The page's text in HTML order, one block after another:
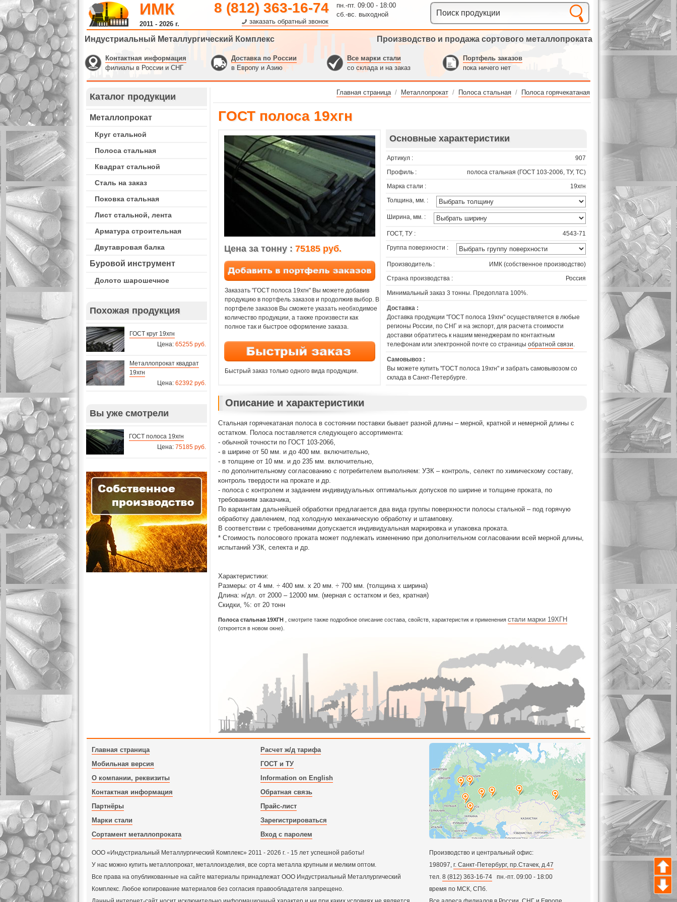
ИМК
2011 - 2026 г.
8 (812) 363-16-74
заказать обратный звонок
пн.-пт. 09:00 - 18:00
сб.-вс. выходной
Индустриальный Металлургический Комплекс Производство и продажа сортового металлопроката
Контактная информация
филиалы в России и СНГ
Доставка по России
в Европу и Азию
Все марки стали
со склада и на заказ
Портфель заказов
пока ничего нет
Каталог продукции
Металлопрокат
Круг стальной
Полоса стальная
Квадрат стальной
Сталь на заказ
Поковка стальная
Лист стальной, лента
Арматура строительная
Двутавровая балка
Буровой инструмент
Долото шарошечное
Похожая продукция
ГОСТ круг 19хгн
Цена: 65255 руб.
Металлопрокат квадрат
19хгн
Цена: 62392 руб.
Вы уже смотрели
ГОСТ полоса 19хгн
Цена: 75185 руб.
Главная страница / Металлопрокат / Полоса стальная / Полоса горячекатаная
ГОСТ полоса 19хгн
Цена за тонну : 75185 руб.
Заказать "ГОСТ полоса 19хгн" Вы можете добавив
продукцию в портфель заказов и продолжив выбор. В
портфеле заказов Вы сможете указать необходимое
количество продукции, а также произвести как
полное так и быстрое оформление заказа.
Быстрый заказ только одного вида продукции.
Основные характеристики
Артикул :
907
Профиль :
полоса стальная (ГОСТ 103-2006, ТУ, ТС)
Марка стали :
19хгн
Толщина, мм. :
Ширина, мм. :
ГОСТ, ТУ :
4543-71
Группа поверхности :
Производитель :
ИМК (собственное производство)
Страна производства :
Россия
Минимальный заказ 3 тонны. Предоплата 100%.
Доставка :
Доставка продукции "ГОСТ полоса 19хгн" осуществляется в любые
регионы России, по СНГ и на экспорт, для расчета стоимости
доставки обратитесь к нашим менеджерам по контактным
телефонам или электронной почте со страницы обратной связи.
Самовывоз :
Вы можете купить "ГОСТ полоса 19хгн" и забрать самовывозом со
склада в Санкт-Петербурге.
Описание и характеристики
Стальная горячекатаная полоса в состоянии поставки бывает разной длины – мерной, кратной и немерной длины с
остатком. Полоса поставляется следующего ассортимента:
- обычной точности по ГОСТ 103-2066,
- в ширине от 50 мм. и до 400 мм. включительно,
- в толщине от 10 мм. и до 235 мм. включительно,
- по дополнительному согласованию с потребителем выполняем: УЗК – контроль, селект по химическому составу,
контроль твердости на прокате и др.
- полоса с контролем и заданием индивидуальных оптимальных допусков по ширине и толщине проката, по
требованиям заказчика,
По вариантам дальнейшей обработки предлагается два вида группы поверхности полосы стальной – под горячую
обработку давлением, под холодную механическую обработку и штамповку.
В соответствии с требованиями допускается индивидуальная маркировка и упаковка проката.
* Стоимость полосового проката может подлежать изменению при дополнительном согласовании всей мерной длины,
испытаний УЗК, селекта и др.
Характеристики:
Размеры: от 4 мм. ÷ 400 мм. х 20 мм. ÷ 700 мм. (толщина х ширина)
Длина: н/дл. от 2000 – 12000 мм. (мерная с остатком и без, кратная)
Скидки, %: от 20 тонн
Полоса стальная 19ХГН , смотрите также подробное описание состава, свойств, характеристик и применения стали марки 19ХГН
(откроется в новом окне).
Главная страница
Мобильная версия
О компании, реквизиты
Контактная информация
Партнёры
Марки стали
Сортамент металлопроката
Расчет ж/д тарифа
ГОСТ и ТУ
Information on English
Обратная связь
Прайс-лист
Зарегистрироваться
Вход с паролем
ООО «Индустриальный Металлургический Комплекс» 2011 - 2026 г. - 15 лет успешной работы!
У нас можно купить металлопрокат, металлоизделия, все сорта металла крупным и мелким оптом.
Все права на опубликованные на сайте материалы принадлежат ООО Индустриальный Металлургический
Комплекс. Любое копирование материалов без согласия правообладателя запрещено.
Производство и центральный офис:
198097, г. Санкт-Петербург, пр.Стачек, д.47
тел. 8 (812) 363-16-74 пн.-пт. 09:00 - 18:00
время по МСК, СПб.